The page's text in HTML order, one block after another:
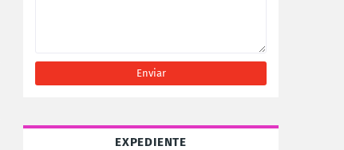
EXPEDIENTE